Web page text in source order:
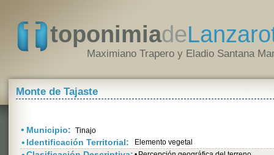
toponimiade
Maximiano Trapero y Eladio Santana
Monte de Tajaste
• Municipio: Tinajo
• Identificación Territorial: Elemento vegetal